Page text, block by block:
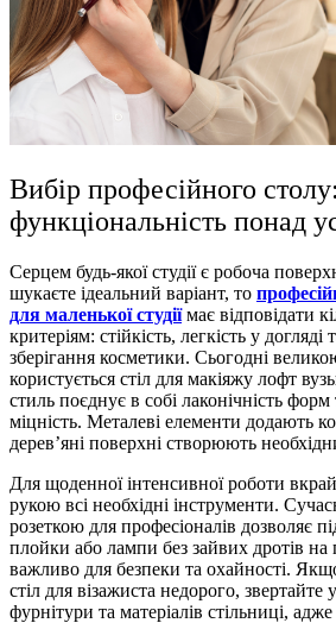
Вибір професійного столу:
функціональність понад
Серцем будь-якої студії є робоча
шукаєте ідеальний варіант, то
для маленької студіїмає відповідати
критеріям: стійкість, легкість у догляді
зберігання косметики. Сьогодні
користується стіл для макіяжу лофт
стиль поєднує в собі лаконічність
міцність. Металеві елементи додають
дерев’яні поверхні створюють
Для щоденної інтенсивної роботи
рукою всі необхідні інструменти.
розеткою для професіоналів дозволяє
плойки або лампи без зайвих дротів на
важливо для безпеки та охайності.
стіл для візажиста недорого, звертайте
фурнітури та матеріалів стільниці,